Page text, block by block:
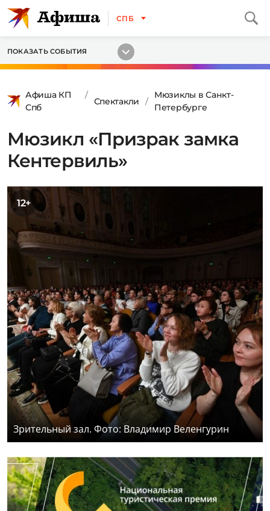
СПБ
ПОКАЗАТЬ СОБЫТИЯ
Афиша КП
Спб
Спектакли
Мюзиклы в Санкт-
Петербурге
Мюзикл «Призрак замка
Кентервиль»
12+
Зрительный зал. Фото: Владимир Веленгурин